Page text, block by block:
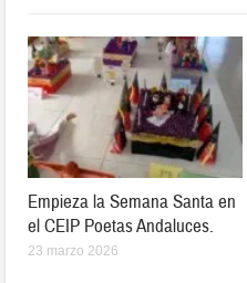
Empieza la Semana Santa en
el CEIP Poetas Andaluces.
23 marzo 2026